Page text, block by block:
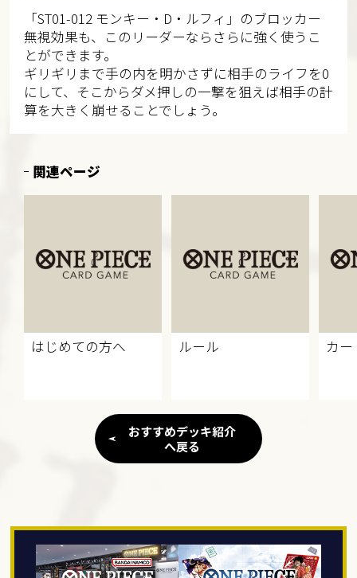
「ST01-012 モンキー・D・ルフィ」のブロッカー
無視効果も、このリーダーならさらに強く使うこ
とができます。
ギリギリまで手の内を明かさずに相手のライフを0
にして、そこからダメ押しの一撃を狙えば相手の計
算を大きく崩せることでしょう。
関連ページ
はじめての方へ ルール カ
おすすめデッキ紹介
へ戻る